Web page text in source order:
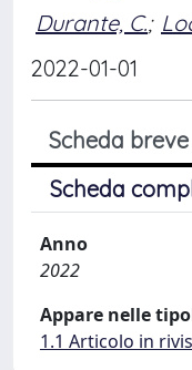
Durante, C.;
2022-01-01
Scheda breve
Scheda
Anno
2022
Appare nelle
1.1 Articolo in